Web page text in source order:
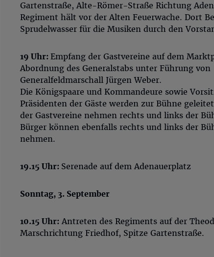
Gartenstraße, Alte-Römer-Straße Richtung
Regiment hält vor der Alten Feuerwache. Dort
Sprudelwasser für die Musiken durch den
19 Uhr: Empfang der Gastvereine auf dem
Abordnung des Generalstabs unter Führung von
Generalfeldmarschall Jürgen Weber.
Die Königspaare und Kommandeure sowie
Präsidenten der Gäste werden zur Bühne
der Gastvereine nehmen rechts und links der
Bürger können ebenfalls rechts und links der
nehmen.
19.15 Uhr: Serenade auf dem Adenauerplatz
Sonntag, 3. September
10.15 Uhr: Antreten des Regiments auf der
Marschrichtung Friedhof, Spitze Gartenstraße.